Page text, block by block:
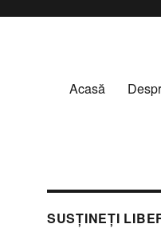
Acasă
SUSȚINEȚI